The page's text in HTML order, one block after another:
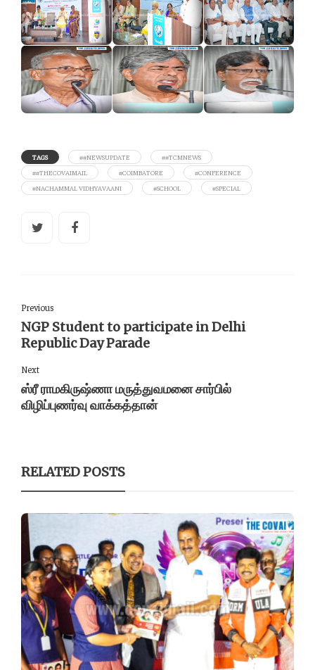
TAGS ##NEWSUPDATE
##TCMNEWS
##THECOVAIMAIL
#COIMBATORE
#CONFERENCE
#NACHAMMAL VIDHYAVAANI
#SCHOOL #SPECIAL
Previous
NGP Student to participate in Delhi
Republic Day Parade
Next
ஸ்ரீ ராமகிருஷ்ணா மருத்துவமனை சார்பில்
விழிப்புணர்வு வாக்கத்தான்
RELATED POSTS